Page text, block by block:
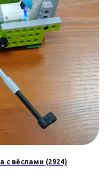
с вёслами (2924)